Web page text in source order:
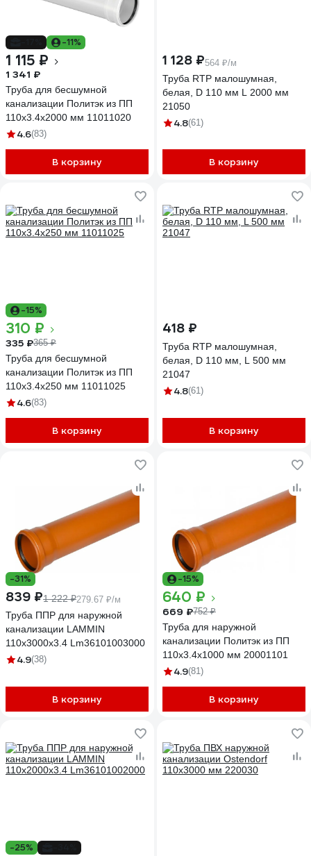
-11%
1 115 ₽
1 341 ₽
Труба для бесшумной
канализации Политэк из ПП
110х3.4х2000 мм 11011020
4.6(83)
В корзину
1 128 ₽564 ₽/м
Труба RTP малошумная,
белая, D 110 мм L 2000 мм
21050
4.8(61)
В корзину
-15%
310 ₽
335 ₽365 ₽
Труба для бесшумной
канализации Политэк из ПП
110х3.4х250 мм 11011025
4.6(83)
В корзину
418 ₽
Труба RTP малошумная,
белая, D 110 мм, L 500 мм
21047
4.8(61)
В корзину
-31%
839 ₽1 222 ₽279.67 ₽/м
Труба ППР для наружной
канализации LAMMIN
110x3000x3.4 Lm36101003000
4.9(38)
В корзину
-15%
640 ₽
669 ₽752 ₽
Труба для наружной
канализации Политэк из ПП
110х3.4х1000 мм 20001101
4.9(81)
В корзину
-25%